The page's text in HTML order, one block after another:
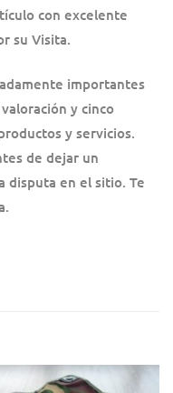
con excelente
su Visita.
importantes
y cinco
y servicios.
de dejar un
disputa en el sitio. Te